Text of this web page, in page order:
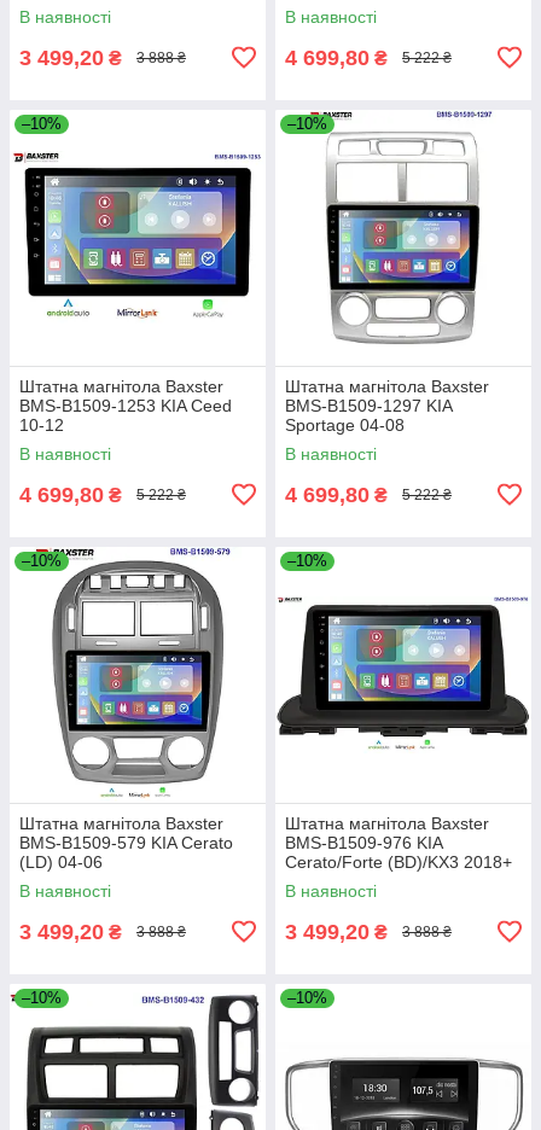
В наявності
3 499,20 ₴ 3 888 ₴
В наявності
4 699,80 ₴ 5 222 ₴
–10%
Штатна магнітола Baxster
BMS-B1509-1253 KIA Ceed
10-12
В наявності
4 699,80 ₴ 5 222 ₴
–10%
Штатна магнітола Baxster
BMS-B1509-1297 KIA
Sportage 04-08
В наявності
4 699,80 ₴ 5 222 ₴
–10%
Штатна магнітола Baxster
BMS-B1509-579 KIA Cerato
(LD) 04-06
В наявності
3 499,20 ₴ 3 888 ₴
–10%
Штатна магнітола Baxster
BMS-B1509-976 KIA
Cerato/Forte (BD)/KX3 2018+
В наявності
3 499,20 ₴ 3 888 ₴
–10% –10%